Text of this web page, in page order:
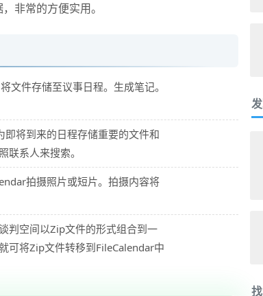
非常的方便实用。
文件存储至议事日程。生成笔记。
将到来的日程存储重要的文件和
联系人来搜索。
拍摄照片或短片。拍摄内容将
判空间以Zip文件的形式组合到一
可将Zip文件转移到FileCalendar中